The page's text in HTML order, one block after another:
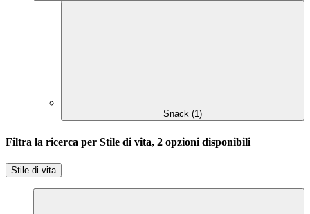
Snack (1)
Filtra la ricerca per Stile di vita, 2 opzioni disponibili
Stile di vita